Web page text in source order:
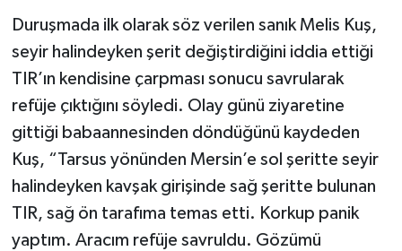
Duruşmada ilk olarak söz verilen sanık Melis Kuş,
seyir halindeyken şerit değiştirdiğini iddia ettiği
TIR’ın kendisine çarpması sonucu savrularak
refüje çıktığını söyledi. Olay günü ziyaretine
gittiği babaannesinden döndüğünü kaydeden
Kuş, “Tarsus yönünden Mersin’e sol şeritte seyir
halindeyken kavşak girişinde sağ şeritte bulunan
TIR, sağ ön tarafıma temas etti. Korkup panik
yaptım. Aracım refüje savruldu. Gözümü